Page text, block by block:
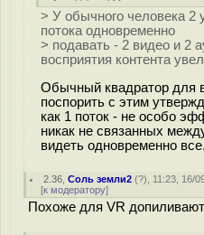
> У обычного человека 2
потока одновременно
> подавать - 2 видео и 2
восприятия контента
Обычный квадратор для
поспорить с этим
как 1 поток - не особо
никак не связанных
видеть одновременно все.
2.36 ,Соль земли2 (?), 11:23, 16/
[к модератору]
Похоже для VR